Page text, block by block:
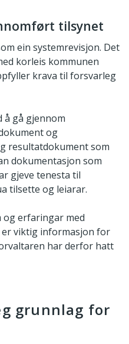
tilsynet
ein systemrevisjon. Det
korleis kommunen
krava til forsvarleg
å gå gjennom
og
resultatdokument som
dokumentasjon som
gjeve tenesta til
tilsette og leiarar.
og erfaringar med
viktig informasjon for
har derfor hatt
grunnlag for